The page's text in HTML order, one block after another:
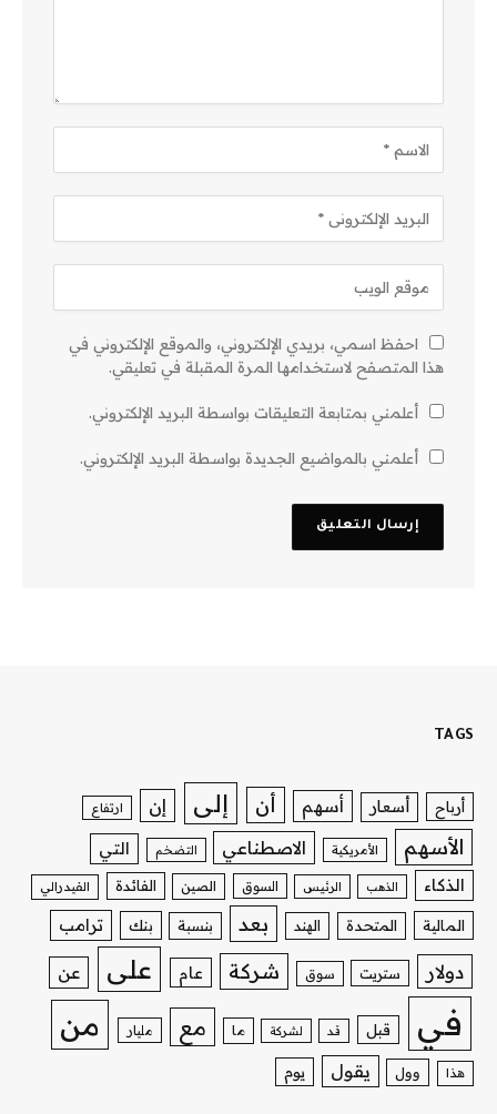
احفظ اسمي، بريدي الإلكتروني، والموقع الإلكتروني في
هذا المتصفح لاستخدامها المرة المقبلة في تعليقي.
أعلمني بمتابعة التعليقات بواسطة البريد الإلكتروني.
أعلمني بالمواضيع الجديدة بواسطة البريد الإلكتروني.
TAGS
أرباح أسعار أسهم أن إلى إن ارتفاع
الأسهم الأمريكية الاصطناعي التضخم
التي
الذكاء
الذهب الرئيس السوق الصين الفائدة الفيدرالي
المالية المتحدة الهند بعد بنسبة بنك ترامب
دولار ستريت سوق شركة عام على عن
في قبل قد لشركة ما مع مليار من
هذا وول يقول يوم